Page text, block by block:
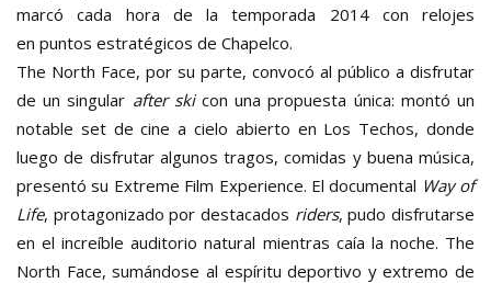
marcó cada hora de la temporada 2014 con relojes
en puntos estratégicos de Chapelco.
The North Face, por su parte, convocó al público a disfrutar
de un singular after skicon una propuesta única: montó un
notable set de cine a cielo abierto en Los Techos, donde
luego de disfrutar algunos tragos, comidas y buena música,
presentó su Extreme Film Experience. El documental Way of
Life, protagonizado por destacados riders, pudo disfrutarse
en el increíble auditorio natural mientras caía la noche. The
North Face, sumándose al espíritu deportivo y extremo de